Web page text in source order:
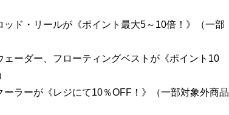
ド・リールが《ポイント最大5～10倍！》（一部
ーダー、フローティングベストが《ポイント10
ラーが《レジにて10％OFF！》（一部対象外商品